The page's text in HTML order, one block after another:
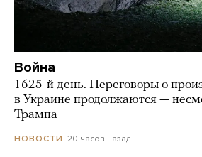
Война
1625-й день. Переговоры о
в Украине продолжаются —
Трампа
НОВОСТИ 20 часов назад